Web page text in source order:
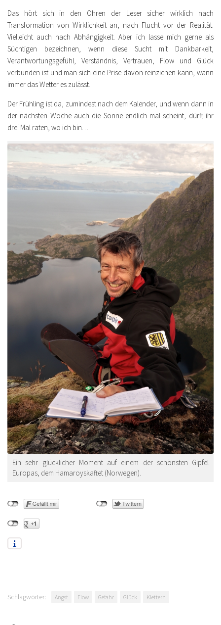
Das hört sich in den Ohren der Leser sicher wirklich nach
Transformation von Wirklichkeit an, nach Flucht vor der Realität.
Vielleicht auch nach Abhängigkeit. Aber ich lasse mich gerne als
Süchtigen bezeichnen, wenn diese Sucht mit Dankbarkeit,
Verantwortungsgefühl, Verständnis, Vertrauen, Flow und Glück
verbunden ist und man sich eine Prise davon reinziehen kann, wann
immer das Wetter es zulässt.
Der Frühling ist da, zumindest nach dem Kalender, und wenn dann in
der nächsten Woche auch die Sonne endlich mal scheint, dürft ihr
drei Mal raten, wo ich bin…
Ein sehr glücklicher Moment auf einem der schönsten Gipfel
Europas, dem Hamaroyskaftet (Norwegen).
Schlagwörter: Angst Flow Gefahr Glück Klettern